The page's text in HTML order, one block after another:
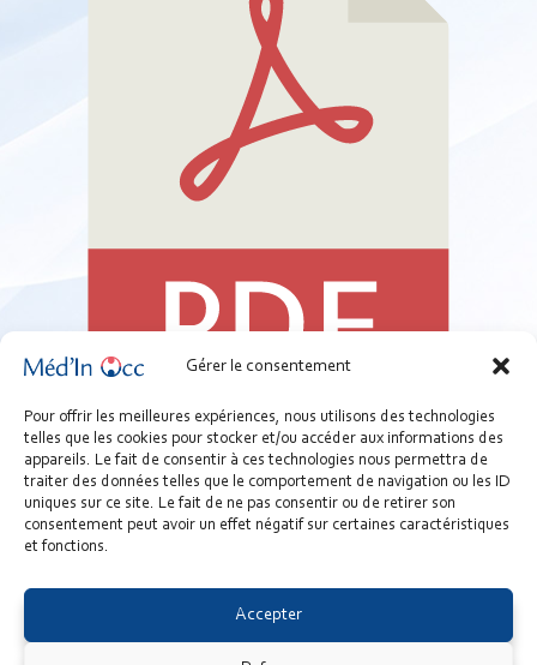
Gérer le consentement
Pour offrir les meilleures expériences, nous utilisons des technologies
telles que les cookies pour stocker et/ou accéder aux informations des
appareils. Le fait de consentir à ces technologies nous permettra de
traiter des données telles que le comportement de navigation ou les ID
uniques sur ce site. Le fait de ne pas consentir ou de retirer son
consentement peut avoir un effet négatif sur certaines caractéristiques
et fonctions.
Accepter
04 - Support - Je souhaite constituer ou m'engager dans une
SCM.pdf
539.85 KB
Télécharger
dossiers